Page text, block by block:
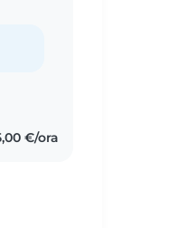
€/ora